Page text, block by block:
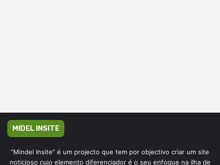
MIDEL INSITE
“Mindel Insite” é um projecto que tem por objectivo criar um site
noticioso cujo elemento diferenciador é o seu enfoque na ilha de